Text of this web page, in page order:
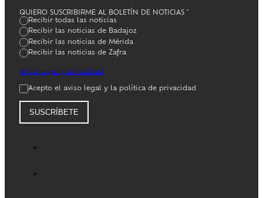
QUIERO SUSCRIBIRME AL BOLETÍN DE NOTICIAS *
Recibir todas las noticias
Recibir las noticias de Badajoz
Recibir las noticias de Mérida
Recibir las noticias de Zafra
Aviso legal y privacidad
Acepto el aviso legal y la política de privacidad
SUSCRÍBETE